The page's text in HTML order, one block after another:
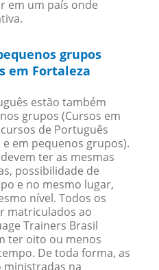
em um país onde
grupos
em Fortaleza
estão também
grupos (Cursos em
de Português
em pequenos grupos).
ter as mesmas
possibilidade de
e no mesmo lugar,
nível. Todos os
matriculados ao
Trainers Brasil
ter oito ou menos
De toda forma, as
ministradas na